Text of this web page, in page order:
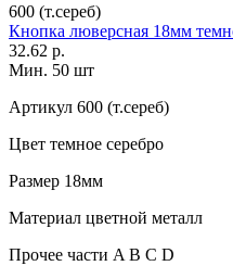
600 (т.сереб)
Кнопка люверсная 18мм
32.62 р.
Мин. 50 шт
Артикул 600 (т.сереб)
Цвет темное серебро
Размер 18мм
Материал цветной металл
Прочее части A B C D